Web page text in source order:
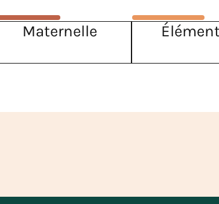
Maternelle